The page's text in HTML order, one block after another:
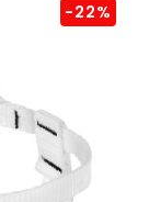
-22%